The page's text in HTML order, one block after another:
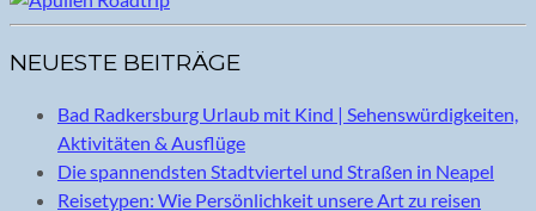
NEUESTE BEITRÄGE
Bad Radkersburg Urlaub mit Kind | Sehenswürdigkeiten,
Aktivitäten & Ausflüge
Die spannendsten Stadtviertel und Straßen in Neapel
Reisetypen: Wie Persönlichkeit unsere Art zu reisen